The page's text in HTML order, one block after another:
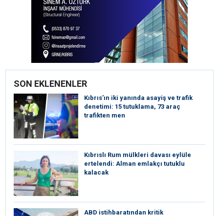
SON EKLENENLER
Kıbrıs’ın iki yanında asayiş ve trafik
denetimi: 15 tutuklama, 73 araç
trafikten men
Kıbrıslı Rum mülkleri davası eylüle
ertelendi: Alman emlakçı tutuklu
kalacak
ABD istihbaratından kritik